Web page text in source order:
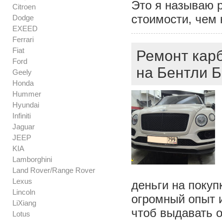
Citroen
Dodge
EXEED
Ferrari
Fiat
Ford
Geely
Honda
Hummer
Hyundai
Infiniti
Jaguar
JEEP
KIA
Lamborghini
Land Rover/Range Rover
Lexus
Lincoln
LiXiang
Lotus
Это я называю
стоимости,
Ремонт
на Бентли
деньги на
огромный опыт
чтоб выдавать